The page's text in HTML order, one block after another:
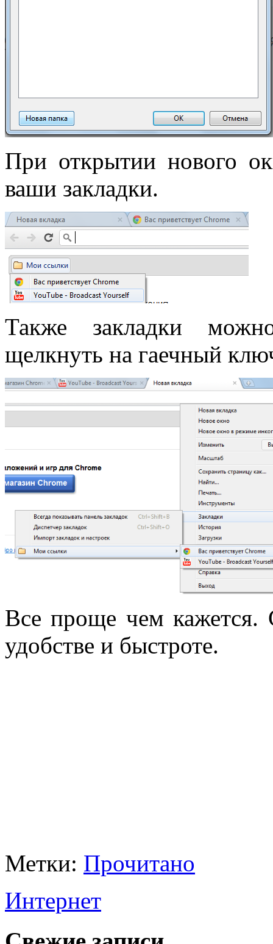
При открытии нового
ваши закладки.
Также закладки
щелкнуть на гаечный
Все проще чем кажется.
удобстве и быстроте.
Метки: Прочитано
Интернет